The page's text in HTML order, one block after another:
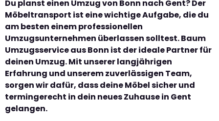
Du planst einen Umzug von Bonn nach Gent? Der
Möbeltransport ist eine wichtige Aufgabe, die du
am besten einem professionellen
Umzugsunternehmen überlassen solltest. Baum
Umzugsservice aus Bonn ist der ideale Partner für
deinen Umzug. Mit unserer langjährigen
Erfahrung und unserem zuverlässigen Team,
sorgen wir dafür, dass deine Möbel sicher und
termingerecht in dein neues Zuhause in Gent
gelangen.